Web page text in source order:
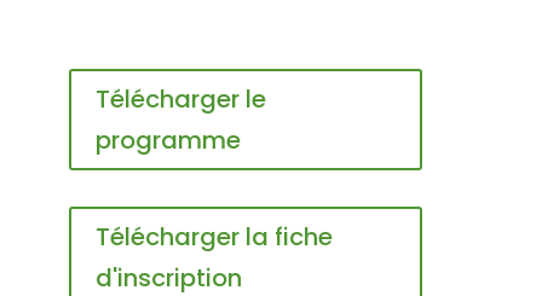
Télécharger le
programme
Télécharger la fiche
d'inscription